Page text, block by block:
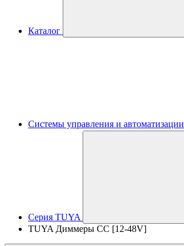
Каталог
Системы управления и автоматизации
Серия TUYA
TUYA Диммеры CC [12-48V]